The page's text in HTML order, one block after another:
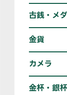
古銭・メ
金貨
カメラ
金杯・銀杯